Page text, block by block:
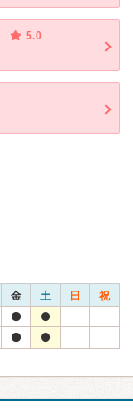
5.0
金 土 日 祝